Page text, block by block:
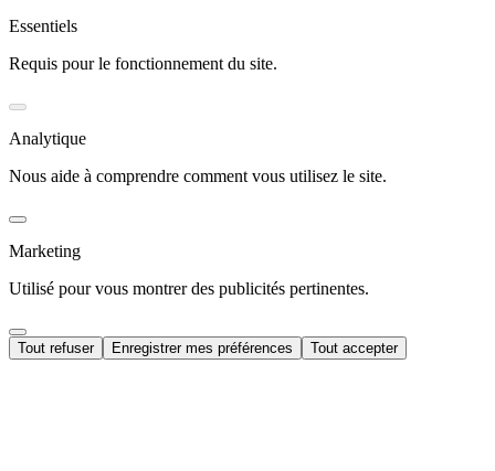
Essentiels
Requis pour le fonctionnement du site.
Analytique
Nous aide à comprendre comment vous utilisez le site.
Marketing
Utilisé pour vous montrer des publicités pertinentes.
Tout refuser Enregistrer mes préférences Tout accepter